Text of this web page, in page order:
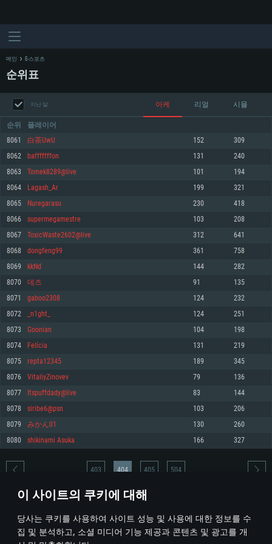
이 사이트의 쿠키에 대해
당사는 쿠키를 사용하여 사이트 성능 및 사용에 대한 정보를 수
집 및 분석하고, 소셜 미디어 기능 제공과 콘텐츠 및 광고를 개
최소사양
운영체제: Windows 10 (64 bit)
프로세서: 2.2 GHz 듀얼코어 이상
메모리: 4GB
그래픽 카드: DirectX 11 이상을 지원하는 AMD Radeon 77XX / NVIDIA
GeForce GT 660. 최소 사양 해상도: 720p
네트워크: 브로드밴드 인터넷
여유 저장 공간: 22.1 GB (최소 클라이언트)
권장 사양
570 혹은 그 이상
여유 저장 공간: 62.2 GB (전체 클라이언트)
최소사양
운영체제: Mac OS Big Sur 11.0
프로세서: 최소 2.2 GHz의 Core i5 (Intel Xeon 은 지원하지 않습니다)
메모리: 6 GB
그래픽 카드: Metal 을 지원하는 Intel Iris Pro 5200 (Mac), 혹은 이와 비슷한 성
능을 가지는 Mac 버전의 AMD/Nvidia. 최소 해상도: 720p
네트워크: 브로드밴드 인터넷
여유 저장 공간: 22.1 GB (최소 클라이언트)
권장 사양
네트워크: 브로드밴드 인터넷
여유 저장 공간: 62.2 GB (전체 클라이언트)
최소사양
운영체제: 64bit Linux 중 최신 버전
프로세서: 2.4 GHz 듀얼코어
메모리: 4 GB
그래픽 카드: Vulkan 을 지원하고, 최신 그래픽 드라이버를 지원하는 NVIDIA
660 (6개월 미만) 혹은 그와 동급의 성능을 가지며 최신 그래픽 드라이버를 지
원하는 AMD (6개월 미만; 최소사양 지원 해상도 720p)
네트워크: 브로드밴드 인터넷
여유 저장 공간: 22.1 GB (최소 클라이언트)
권장 사양
운영체제: Ubuntu 20.04 64bit
프로세서: Intel Core i7
메모리: 16 GB
그래픽 카드: Vulkan 을 지원하고, 최신 그래픽 드라이버를 지원하는 NVIDIA
1060 (6개월 미만) 혹은 그와 동급의 성능을 가지며 최신 그래픽 드라이버를
지원하는 AMD RX 570 (6개월 미만; 최소사양 지원 해상도 720p) 이상
여유 저장 공간: 62.2 GB (전체 클라이언트)
메인 E-스포츠
순위표
지난 달 아케 리얼 시뮬
순위 플레이어
8061 白茶UwU 152 309
8062 bafffffffon 131 240
8063 Tomek8289@live 101 194
8064 Lagash_Ar 199 321
8065 Nuregarasu 230 418
8066 supermegamestre 103 208
8067 ToxicWaste2602@live 312 641
8068 dongfeng99 361 758
8069 kkNd 144 282
8070 데즈 91 135
8071 gaboo2308 124 232
8072 _n1ght_ 124 251
8073 Goonian 104 198
8074 Felícia 131 219
8075 repta12345 189 345
8076 VitaliyZinovev 79 136
8077 Itspuffdady@live 83 144
8078 siribe6@psn 103 206
8079 みかん01 130 260
8080 shikinami Asuka 166 327
* 순위표는 매일 1회 갱신됩니다
403 404 405 504